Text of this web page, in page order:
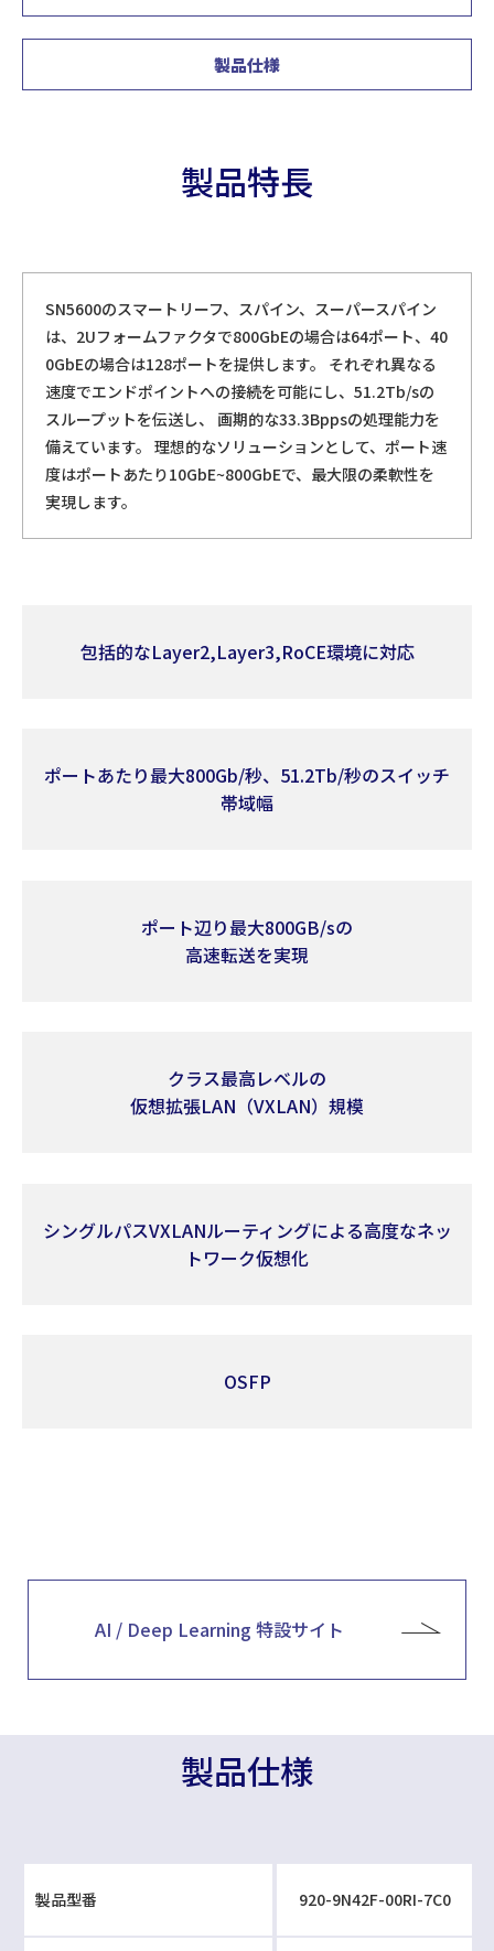
製品仕様
製品特長
SN5600のスマートリーフ、スパイン、スーパースパイン
は、2Uフォームファクタで800GbEの場合は64ポート、40
0GbEの場合は128ポートを提供します。 それぞれ異なる
速度でエンドポイントへの接続を可能にし、51.2Tb/sの
スループットを伝送し、 画期的な33.3Bppsの処理能力を
備えています。 理想的なソリューションとして、ポート速
度はポートあたり10GbE~800GbEで、最大限の柔軟性を
実現します。
包括的なLayer2,Layer3,RoCE環境に対応
ポートあたり最大800Gb/秒、51.2Tb/秒のスイッチ
帯域幅
ポート辺り最大800GB/sの
高速転送を実現
クラス最高レベルの
仮想拡張LAN（VXLAN）規模
シングルパスVXLANルーティングによる高度なネッ
トワーク仮想化
OSFP
AI / Deep Learning 特設サイト
製品仕様
製品型番 920-9N42F-00RI-7C0